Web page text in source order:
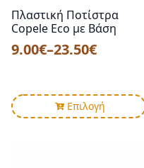
Πλαστική Ποτίστρα
Copele Eco με Βάση
9.00€–23.50€
Price
through
23.50€
Επιλογή
Αυτό
το